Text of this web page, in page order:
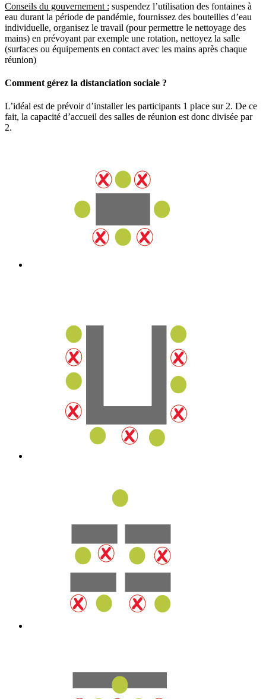
Conseils du gouvernement : suspendez l’utilisation des fontaines à
eau durant la période de pandémie, fournissez des bouteilles d’eau
individuelle, organisez le travail (pour permettre le nettoyage des
mains) en prévoyant par exemple une rotation, nettoyez la salle
(surfaces ou équipements en contact avec les mains après chaque
réunion)
Comment gérez la distanciation sociale ?
L’idéal est de prévoir d’installer les participants 1 place sur 2. De ce
fait, la capacité d’accueil des salles de réunion est donc divisée par
2.